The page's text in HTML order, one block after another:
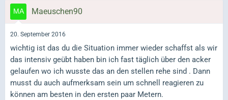
Maeuschen90
20. September 2016
wichtig ist das du die Situation immer wieder schaffst als wir
das intensiv geübt haben bin ich fast täglich über den acker
gelaufen wo ich wusste das an den stellen rehe sind . Dann
musst du auch aufmerksam sein um schnell reagieren zu
können am besten in den ersten paar Metern.